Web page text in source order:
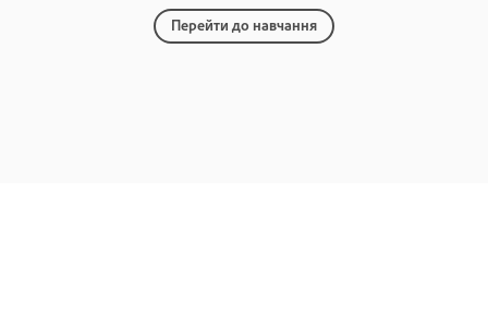
Перейти до навчання